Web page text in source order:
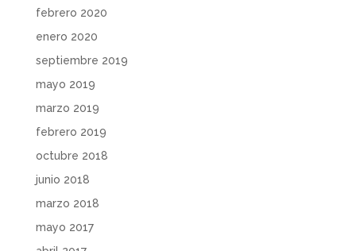
febrero 2020
enero 2020
septiembre 2019
mayo 2019
marzo 2019
febrero 2019
octubre 2018
junio 2018
marzo 2018
mayo 2017